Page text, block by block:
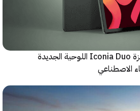
شركة Acer تكشف عن أجهزة Iconia Duo اللوحية الجديدة